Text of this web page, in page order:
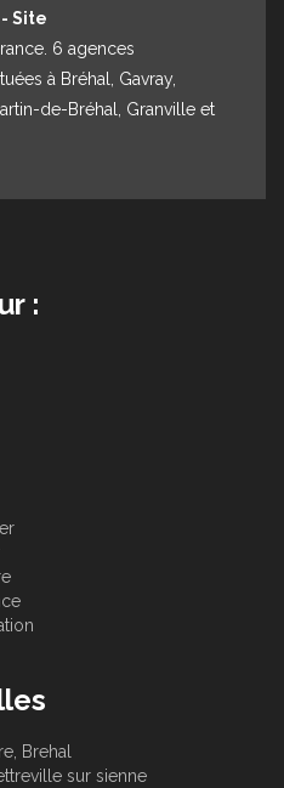
Site
6 agences
à Bréhal, Gavray,
de-Bréhal, Granville et
:
Brehal
sur sienne